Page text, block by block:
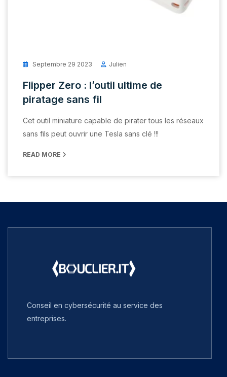
Septembre 29 2023 Julien
Flipper Zero : l’outil ultime de
piratage sans fil
Cet outil miniature capable de pirater tous les réseaux
sans fils peut ouvrir une Tesla sans clé !!!
READ MORE
Conseil en cybersécurité au service des
entreprises.